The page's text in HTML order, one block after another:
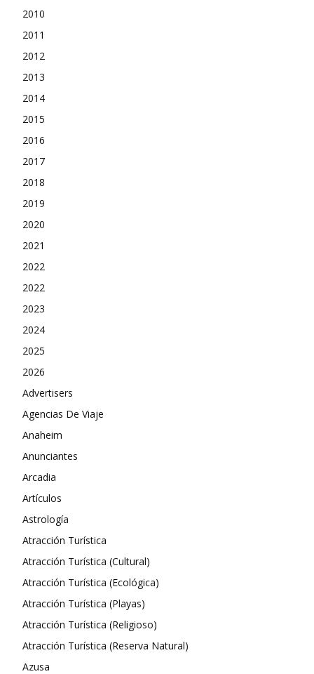
2010
2011
2012
2013
2014
2015
2016
2017
2018
2019
2020
2021
2022
2022
2023
2024
2025
2026
Advertisers
Agencias De Viaje
Anaheim
Anunciantes
Arcadia
Artículos
Astrología
Atracción Turística
Atracción Turística (Cultural)
Atracción Turística (Ecológica)
Atracción Turística (Playas)
Atracción Turística (Religioso)
Atracción Turística (Reserva Natural)
Azusa